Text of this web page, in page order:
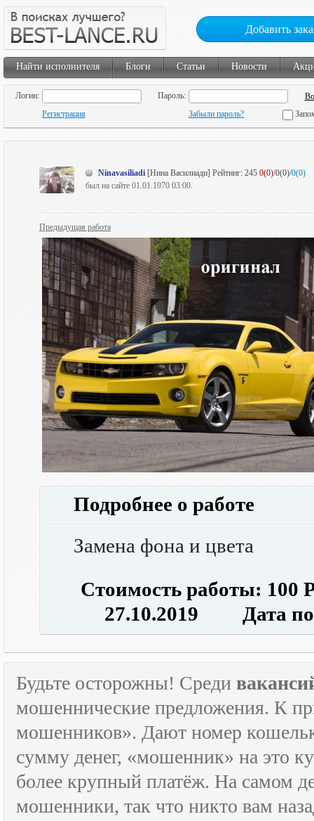
Добавить
Найти исполнителя Блоги Статьи Новости
Логин:
Пароль:
Регистрация
Забыли пароль?
Ninavasiliadi [Нина Василиади] Рейтинг: 245 0(0)/0(0)/0(0)
был на сайте 01.01.1970 03:00.
Предыдущая работа
Подробнее о работе
Замена фона и цвета
Стоимость работы:
27.10.2019 Дата
Будьте осторожны! Среди
мошеннические предложения. К
мошенников». Дают номер
сумму денег, «мошенник» на это
более крупный платёж. На самом
мошенники, так что никто вам